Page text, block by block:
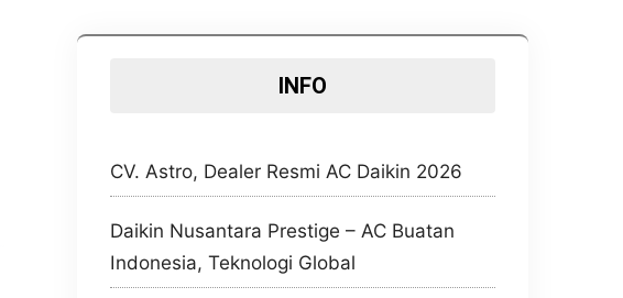
INFO
CV. Astro, Dealer Resmi AC Daikin 2026
Daikin Nusantara Prestige – AC Buatan
Indonesia, Teknologi Global